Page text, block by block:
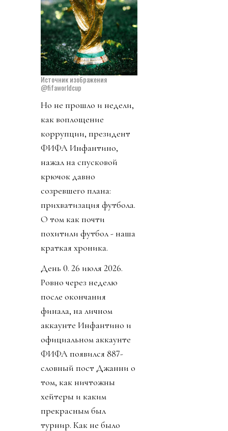
Источник изображения
@fifaworldcup
Но не прошло и недели,
как воплощение
коррупции, президент
ФИФА Инфантино,
нажал на спусковой
крючок давно
созревшего плана:
прихватизация футбола.
О том как почти
похитили футбол - наша
краткая хроника.
День 0. 26 июля 2026.
Ровно через неделю
после окончания
финала, на личном
аккаунте Инфантино и
официальном аккаунте
ФИФА появился 887-
словный пост Джанни о
том, как ничтожны
хейтеры и каким
прекрасным был
турнир. Как не было